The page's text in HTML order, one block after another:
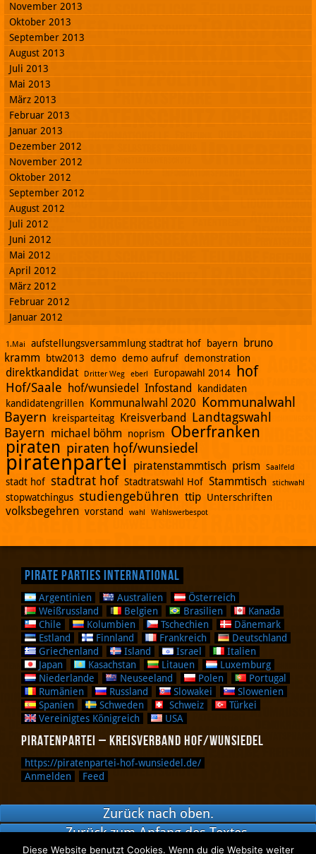
November 2013
Oktober 2013
September 2013
August 2013
Juli 2013
Mai 2013
März 2013
Februar 2013
Januar 2013
Dezember 2012
November 2012
Oktober 2012
September 2012
August 2012
Juli 2012
Juni 2012
Mai 2012
April 2012
März 2012
Februar 2012
Januar 2012
1.Mai aufstellungsversammlung stadtrat hof bayern
bruno
kramm
btw2013 demo demo aufruf demonstration
direktkandidat Dritter Weg eberl Europawahl 2014 hof
Hof/Saale hof/wunsiedel Infostand
kandidaten
kandidatengrillen Kommunalwahl 2020 Kommunalwahl
Bayern
kreisparteitag Kreisverband Landtagswahl
Bayern michael böhm noprism Oberfranken
piraten piraten hof/wunsiedel
piratenpartei piratenstammtisch prism Saalfeld
stadt hof stadtrat hof Stadtratswahl Hof Stammtisch stichwahl
stopwatchingus studiengebühren ttip Unterschriften
volksbegehren vorstand wahl Wahlswerbespot
Pirate Parties International
Argentinien Australien
Österreich
Weißrussland
Belgien Brasilien
Kanada
Chile
Kolumbien Tschechien
Dänemark
Estland
Finnland Frankreich
Deutschland
Griechenland
Island Israel
Italien
Japan
Kasachstan Litauen
Luxemburg
Niederlande
Neuseeland Polen
Portugal
Rumänien
Russland Slowakei
Slowenien
Spanien
Schweden Schweiz
Türkei
Vereinigtes Königreich
USA
Piratenpartei – Kreisverband Hof/Wunsiedel
https://piratenpartei-hof-wunsiedel.de/
Anmelden
Feed
Zurück nach oben.
Zurück zum Anfang des Textes.
Diese Website benutzt Cookies. Wenn du die Website weiter